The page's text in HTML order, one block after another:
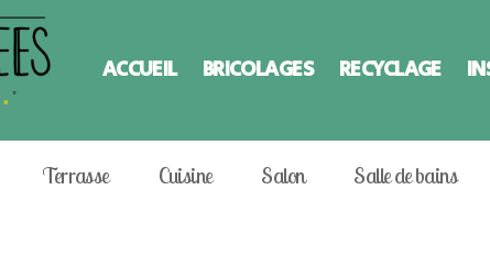
ACCUEIL BRICOLAGES RECYCLAGE
Terrasse Cuisine Salon Salle de bains